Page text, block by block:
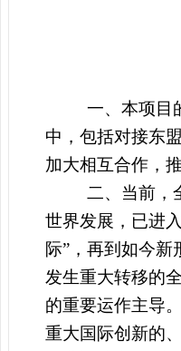
一、 本项目
中，包括对接东
加大相互合作，
二、 当前，
世界发展，已进
际”，再到如今
发生重大转移的
的重要运作主导
重大国际创新的